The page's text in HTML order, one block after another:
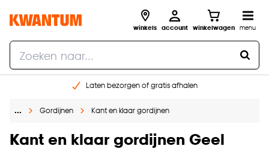
winkels account winkelwagen menu
Laten bezorgen of gratis afhalen
Gratis raam advies en opmeten aan huis
… Gordijnen Kant en klaar gordijnen
Kant en klaar gordijnen Geel